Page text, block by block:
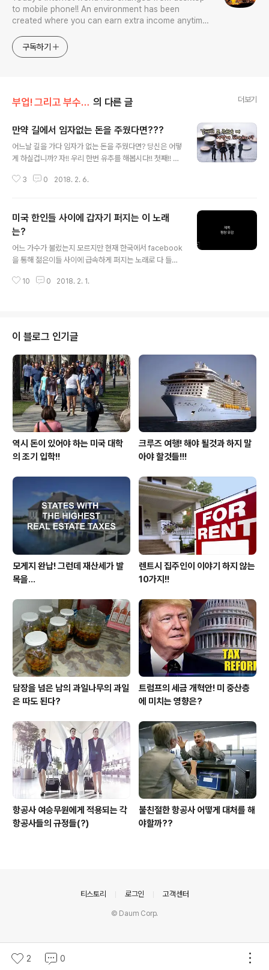
to mobile phone!! An environment has been
created where you can earn extra income anytime,
competition. Now let’s turn our eyes to the world!
You can enter
구독하기
부업! 그리고 부수입!! 의 다른 글 더보기
만약 길에서 임자없는 돈을 주웠다면???
어느날 길을 가다 임자가 없는 돈을 주웠다면? 당신은 어떻
게 하실겁니까? 자!! 우리 한번 유추를 해봅시다!! 첫째!! 무
지!! 돈을 잃어 버린 당사자는 얼마나 애가 타겠느냐? 혹시
을 천사와 싸우게 해서 이기는 자의 의견에 따른다!! 당근
천사는 돈을 돌려 주어야 한다!! 라는 주장이고 사탄은 아니
다!! 기냥 슬쩍 해도 된다!! 라는 생각입니다. 셋째!! 무슨!!
돈을 돌려주냐? 누가 본것도 아닌데.... 더우기 돈봉투에 이
하는 것을 산다!! 이 경우는 애초에 천사와 사탄..
3 0 2018. 2. 6.
미국 한인들 사이에 갑자기 퍼지는 이 노래
는?
어느 가수가 불렀는지 모르지만 현재 한국에서 facebook
을 통해 젊은이들 사이에 급속하게 퍼지는 노래로 다 들어
그대로 담은 노래라 추위가 가고 따뜻한 봄날이 오면 뭔일
를 해 많은 분들에게 알립시다!! 노래의 장르가 젊은이들이
좋아하는 랩식으로 되어있어 지금 폭발적으로 퍼지고 있다
고 합니다. 자칫 이 노래가 평창 올림픽 아니 평양 올림픽
주제가 되겠다는 냉소도 있습니다!! 문죄인에 대한 민심이
반이 심각하게 번지고 있다 합니다!
10 0 2018. 2. 1.
이 블로그 인기글
역시 돈이 있어야 하는 미국 대학
의 조기 입학!!
크루즈 여행! 해야 될것과 하지 말
아야 할것들!!!
모게지 완납! 그런데 재산세가 발
목을...
렌트시 집주인이 이야기 하지 않는
10가지!!
담장을 넘은 남의 과일나무의 과일
은 따도 된다?
트럼프의 세금 개혁안! 미 중산층
에 미치는 영향은?
항공사 여승무원에게 적용되는 각
항공사들의 규정들(?)
불친절한 항공사 어떻게 대처를 해
야할까??
2 0
티스토리 로그인 고객센터
© Daum Corp.